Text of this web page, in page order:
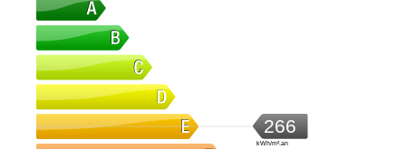
266
kWh/m².an